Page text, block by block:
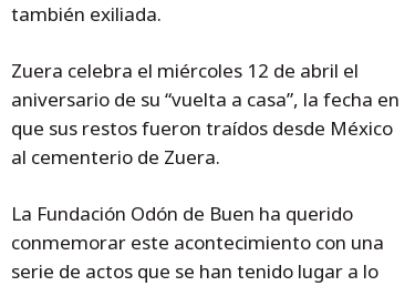
también exiliada.
Zuera celebra el miércoles 12 de abril el
aniversario de su “vuelta a casa”, la fecha en
que sus restos fueron traídos desde México
al cementerio de Zuera.
La Fundación Odón de Buen ha querido
conmemorar este acontecimiento con una
serie de actos que se han tenido lugar a lo